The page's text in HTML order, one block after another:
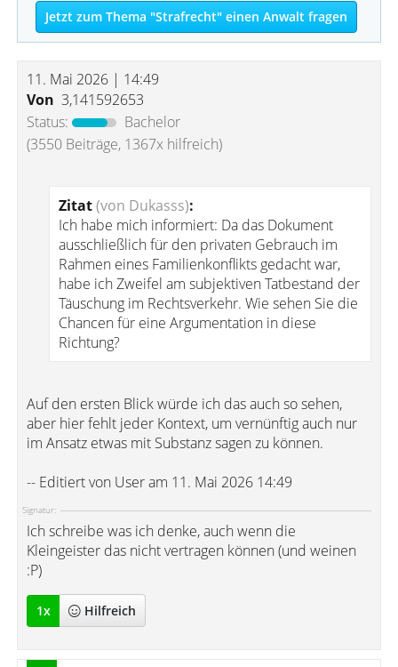
Jetzt zum Thema "Strafrecht" einen Anwalt fragen
11. Mai 2026 | 14:49
Von 3,141592653
Status:
Bachelor
(3550 Beiträge, 1367x hilfreich)
Zitat(von Dukasss):
Ich habe mich informiert: Da das Dokument
ausschließlich für den privaten Gebrauch im
Rahmen eines Familienkonflikts gedacht war,
habe ich Zweifel am subjektiven Tatbestand der
Täuschung im Rechtsverkehr. Wie sehen Sie die
Chancen für eine Argumentation in diese
Richtung?
Auf den ersten Blick würde ich das auch so sehen,
aber hier fehlt jeder Kontext, um vernünftig auch nur
im Ansatz etwas mit Substanz sagen zu können.
-- Editiert von User am 11. Mai 2026 14:49
Signatur:
Ich schreibe was ich denke, auch wenn die
Kleingeister das nicht vertragen können (und weinen
:P)
1x Hilfreich